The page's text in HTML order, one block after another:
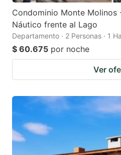
changing
dates.
Condominio Monte Molinos
Náutico frente al Lago
Departamento · 2 Personas · 1
$ 60.675 por noche
Ver